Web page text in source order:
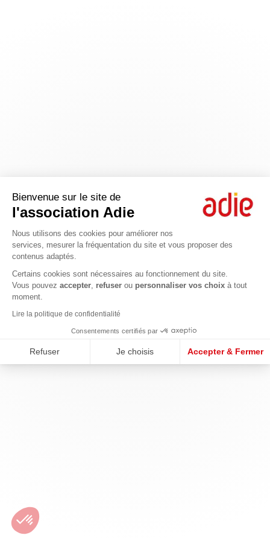
Bienvenue sur le site de
l'association Adie
Nous utilisons des cookies pour améliorer nos
services, mesurer la fréquentation du site et vous proposer des
contenus adaptés.
Certains cookies sont nécessaires au fonctionnement du site.
Vous pouvez accepter refuser ou personnaliser vos choix à tout
moment.
Lire la politique de confidentialité
Consentements certifiés par
Refuser Je choisis Accepter & Fermer
Axeptio consent